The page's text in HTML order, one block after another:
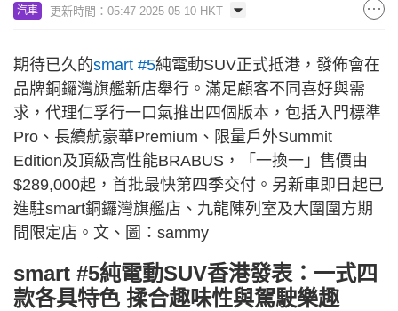
汽車 更新時間：05:47 2025-05-10 HKT
期待已久的smart #5純電動SUV正式抵港，發佈會在
品牌銅鑼灣旗艦新店舉行。滿足顧客不同喜好與需
求，代理仁孚行一口氣推出四個版本，包括入門標準
Pro、長續航豪華Premium、限量戶外Summit
Edition及頂級高性能BRABUS，「一換一」售價由
$289,000起，首批最快第四季交付。另新車即日起已
進駐smart銅鑼灣旗艦店、九龍陳列室及大圍圍方期
間限定店。文、圖：sammy
smart #5純電動SUV香港發表：一式四
款各具特色 揉合趣味性與駕駛樂趣